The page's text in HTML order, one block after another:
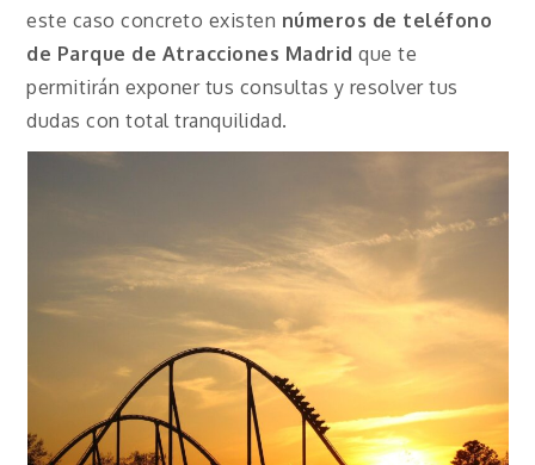
este caso concreto existen números de teléfono
de Parque de Atracciones Madridque te
permitirán exponer tus consultas y resolver tus
dudas con total tranquilidad.